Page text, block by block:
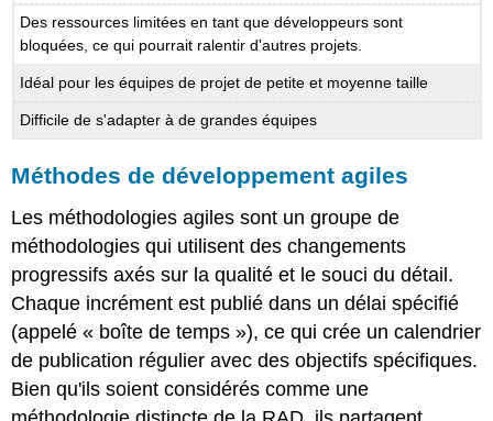
Des ressources limitées en tant que développeurs sont
bloquées, ce qui pourrait ralentir d'autres projets.
Idéal pour les équipes de projet de petite et moyenne taille
Difficile de s'adapter à de grandes équipes
Méthodes de développement agiles
Les méthodologies agiles sont un groupe de
méthodologies qui utilisent des changements
progressifs axés sur la qualité et le souci du détail.
Chaque incrément est publié dans un délai spécifié
(appelé « boîte de temps »), ce qui crée un calendrier
de publication régulier avec des objectifs spécifiques.
Bien qu'ils soient considérés comme une